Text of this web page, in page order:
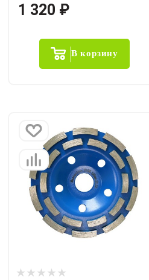
1 320 ₽
В корзину